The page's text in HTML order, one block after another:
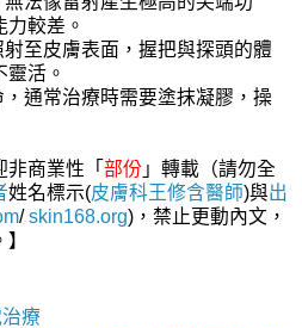
較差。
至皮膚表面，握把與探頭的體
活。
通常治療時需要塗抹凝膠，操
非商業性「 部份 」轉載（請勿全
姓名標示(皮膚科王修含醫師)與出
/skin168.org)，禁止更動內文，
】
療